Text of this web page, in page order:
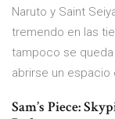
Naruto y Saint
tremendo en las
tampoco se queda
abrirse un espacio
Sam’s Piece: